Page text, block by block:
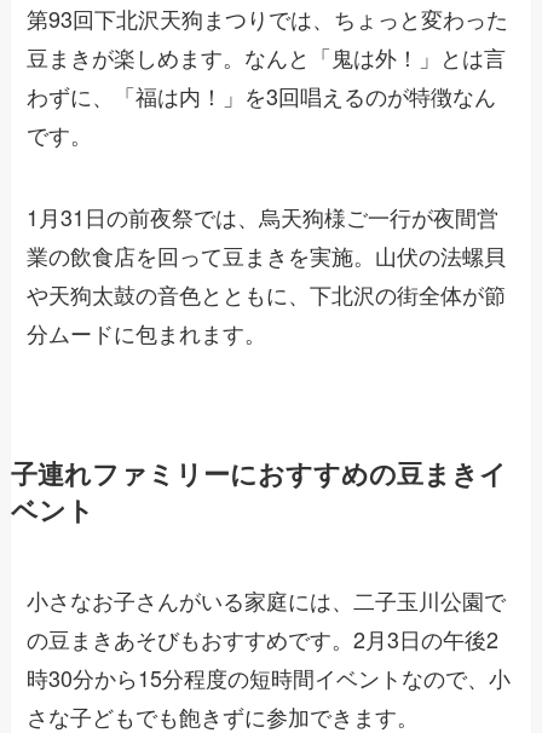
第93回下北沢天狗まつりでは、ちょっと変わった
豆まきが楽しめます。なんと「鬼は外！」とは言
わずに、「福は内！」を3回唱えるのが特徴なん
です。
1月31日の前夜祭では、烏天狗様ご一行が夜間営
業の飲食店を回って豆まきを実施。山伏の法螺貝
や天狗太鼓の音色とともに、下北沢の街全体が節
分ムードに包まれます。
子連れファミリーにおすすめの豆まきイ
ベント
小さなお子さんがいる家庭には、二子玉川公園で
の豆まきあそびもおすすめです。2月3日の午後2
時30分から15分程度の短時間イベントなので、小
さな子どもでも飽きずに参加できます。